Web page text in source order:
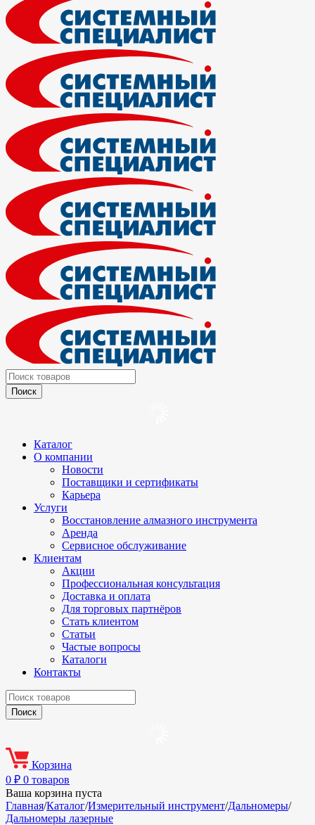
Каталог
О компании
Новости
Поставщики и сертификаты
Карьера
Услуги
Восстановление алмазного инструмента
Аренда
Сервисное обслуживание
Клиентам
Акции
Профессиональная консультация
Доставка и оплата
Для торговых партнёров
Стать клиентом
Статьи
Частые вопросы
Каталоги
Контакты
Корзина
0 ₽ 0 товаров
Ваша корзина пуста
Главная/Каталог/Измерительный инструмент/Дальномеры/
Дальномеры лазерные